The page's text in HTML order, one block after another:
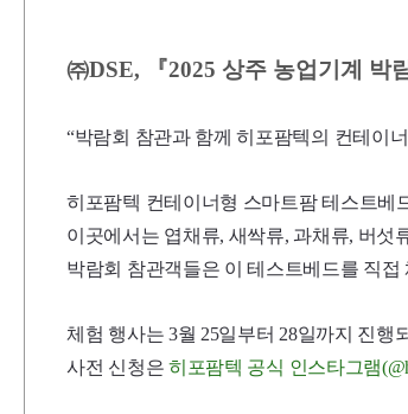
㈜DSE, 『2025 상주 농업기계 박
“박람회 참관과 함께 히포팜텍의 컨테이
히포팜텍 컨테이너형 스마트팜 테스트베
이곳에서는 엽채류, 새싹류, 과채류, 버섯
박람회 참관객들은 이 테스트베드를 직
체험 행사는 3월 25일부터 28일까지 진행
사전 신청은 히포팜텍 공식 인스타그램